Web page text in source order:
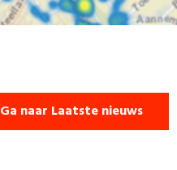
Ga naar Laatste nieuws